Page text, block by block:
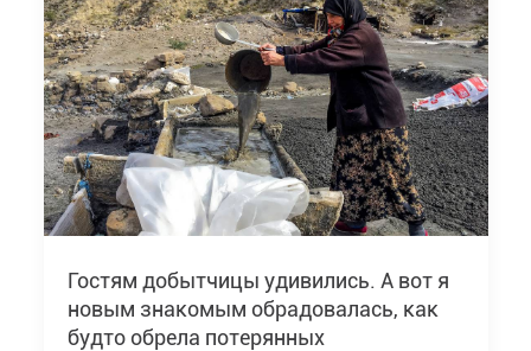
Гостям добытчицы удивились. А вот я
новым знакомым обрадовалась, как
будто обрела потерянных